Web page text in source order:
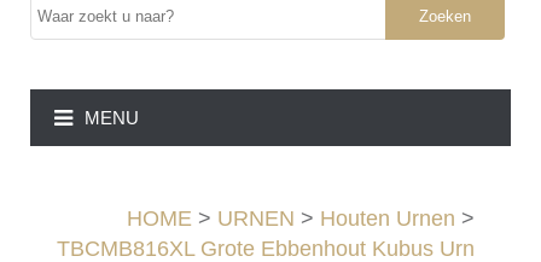
Zoeken
MENU
HOME > URNEN > Houten Urnen >
TBCMB816XL Grote Ebbenhout Kubus Urn